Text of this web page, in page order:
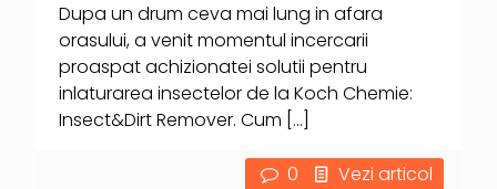
Dupa un drum ceva mai lung in afara
orasului, a venit momentul incercarii
proaspat achizionatei solutii pentru
inlaturarea insectelor de la Koch Chemie:
Insect&Dirt Remover. Cum […]
0 Vezi articol